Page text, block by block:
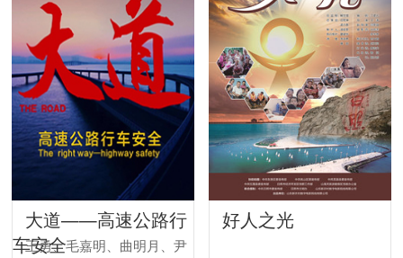
大道——高速公路行
车安全
王勇、毛嘉明、曲明月、尹
好人之光